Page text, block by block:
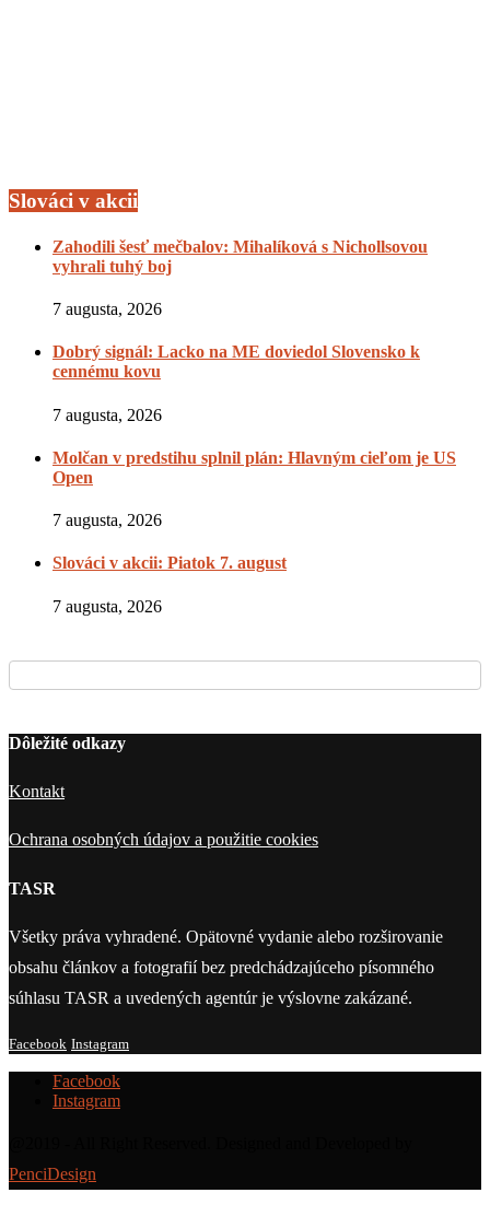
Slováci v akcii
Zahodili šesť mečbalov: Mihalíková s Nichollsovou
vyhrali tuhý boj
7 augusta, 2026
Dobrý signál: Lacko na ME doviedol Slovensko k
cennému kovu
7 augusta, 2026
Molčan v predstihu splnil plán: Hlavným cieľom je US
Open
7 augusta, 2026
Slováci v akcii: Piatok 7. august
7 augusta, 2026
Dôležité odkazy
Kontakt
Ochrana osobných údajov a použitie cookies
TASR
Všetky práva vyhradené. Opätovné vydanie alebo rozširovanie
obsahu článkov a fotografií bez predchádzajúceho písomného
súhlasu TASR a uvedených agentúr je výslovne zakázané.
Facebook Instagram
Facebook
Instagram
PenciDesign